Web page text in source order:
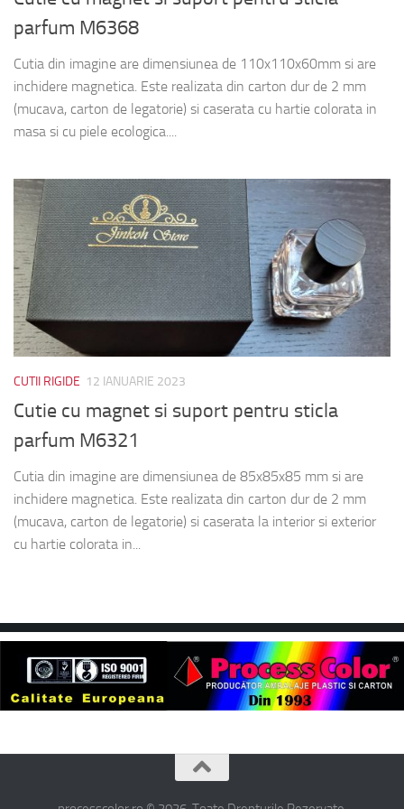
parfum M6368
Cutia din imagine are dimensiunea de 110x110x60mm si are
inchidere magnetica. Este realizata din carton dur de 2 mm
(mucava, carton de legatorie) si caserata cu hartie colorata in
masa si cu piele ecologica....
CUTII RIGIDE 12 IANUARIE 2023
Cutie cu magnet si suport pentru sticla
parfum M6321
Cutia din imagine are dimensiunea de 85x85x85 mm si are
inchidere magnetica. Este realizata din carton dur de 2 mm
(mucava, carton de legatorie) si caserata la interior si exterior
cu hartie colorata in...